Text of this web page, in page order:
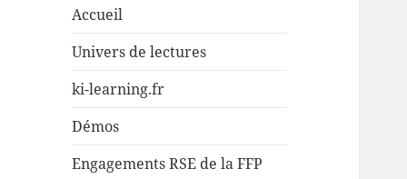
Accueil
Univers de lectures
ki-learning.fr
Démos
Engagements RSE de la FFP